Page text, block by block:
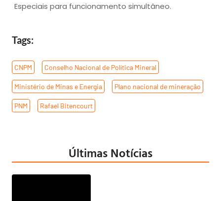
Especiais para funcionamento simultâneo.
Tags:
CNPM Conselho Nacional de Política Mineral
Ministério de Minas e Energia Plano nacional de mineração
PNM Rafael Bitencourt
Últimas Notícias